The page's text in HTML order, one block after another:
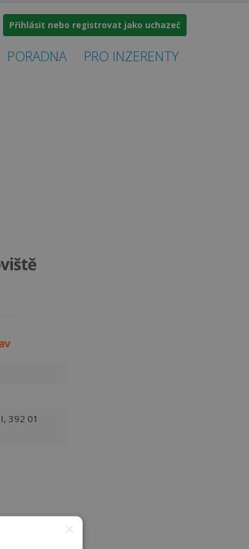
Přihlásit nebo registrovat jako uchazeč
PORADNA PRO INZERENTY
392 01
×